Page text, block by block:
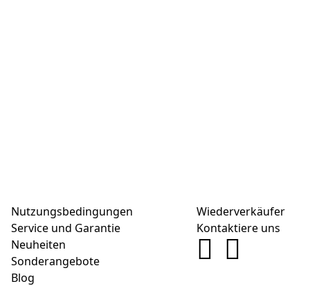
Nutzungsbedingungen
Service und Garantie
Neuheiten
Sonderangebote
Blog
Wiederverkäufer
Kontaktiere uns